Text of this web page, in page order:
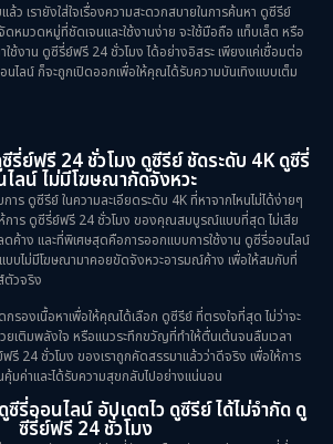
ว เรายังใส่ใจเรื่องความสะดวกสบายในการค้นหา ดูซีรีย์
หมวดหมู่ที่ชัดเจนและใช้งานง่าย จะใช้มือถือ แท็บเล็ต หรือ
ใช้งาน ดูซีรี่ย์ฟรี 24 ชั่วโมง ได้อย่างอิสระ เพียงแค่เชื่อมต่อ
นไลน์ ก็จะถูกเปิดออกเพื่อให้คุณได้รับความบันเทิงแบบเต็ม
รี่ย์ฟรี 24 ชั่วโมง ดูซีรีย์ ชัดระดับ 4K ดูซีรี่
ไลน์ ไม่มีโฆษณากัดจังหวะ
ร ดูซีรีย์ ในความละเอียดระดับ 4K ที่หาจากไหนไม่ได้ง่ายๆ
ห้การ ดูซีรี่ย์ฟรี 24 ชั่วโมง ของคุณสมบูรณ์แบบที่สุด ไม่เสีย
ค้าง และที่พิเศษสุดคือการออกแบบการใช้งาน ดูซีรี่ออนไลน์
บไม่มีโฆษณามาคอยขัดจังหวะอารมณ์ค้าง เพื่อให้สมกับที่
วจริง
กรองเนื้อหาเพื่อให้คุณได้เลือก ดูซีรีย์ ที่ตรงใจที่สุด ไม่ว่าจะ
ยเติมพลังใจ หรือแนวระทึกขวัญที่ทำให้ตื่นเต้นจนลืมเวลา
รี 24 ชั่วโมง ของเราถูกคัดสรรมาแล้วว่าดีจริง เพื่อให้การ
มค่าและได้รับความสุขกลับไปอย่างแน่นอน
รี่ออนไลน์ อัปเดตไว ดูซีรีย์ ได้ไม่จำกัด ดู
ซีรี่ย์ฟรี 24 ชั่วโมง